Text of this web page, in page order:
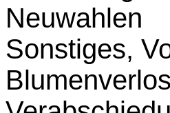
Neuwahlen
Sonstiges,